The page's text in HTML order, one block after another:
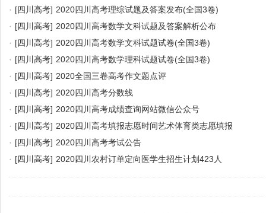
· [四川高考] 2020四川高考理综试题及答案发布(全国3卷)
· [四川高考] 2020四川高考数学文科试题及答案解析公布
· [四川高考] 2020四川高考数学文科试题试卷(全国3卷)
· [四川高考] 2020四川高考数学理科试题试卷(全国3卷)
· [四川高考] 2020全国三卷高考作文题点评
· [四川高考] 2020四川高考分数线
· [四川高考] 2020四川高考成绩查询网站微信公众号
· [四川高考] 2020四川高考填报志愿时间艺术体育类志愿填报
· [四川高考] 2020四川高考考试公告
· [四川高考] 2020四川农村订单定向医学生招生计划423人